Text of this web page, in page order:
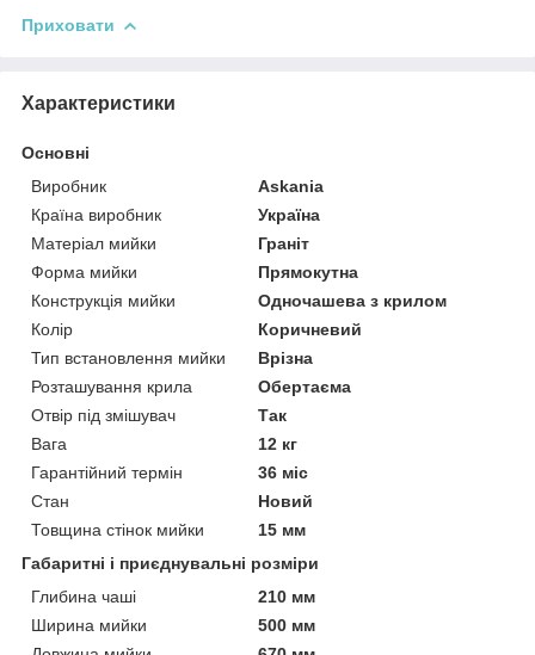
Приховати
Характеристики
Основні
Виробник
Askania
Країна виробник
Україна
Матеріал мийки
Граніт
Форма мийки
Прямокутна
Конструкція мийки
Одночашева з крилом
Колір
Коричневий
Тип встановлення мийки
Врізна
Розташування крила
Обертаєма
Отвір під змішувач
Так
Вага
12 кг
Гарантійний термін
36 міс
Стан
Новий
Товщина стінок мийки
15 мм
Габаритні і приєднувальні розміри
Глибина чаші
210 мм
Ширина мийки
500 мм